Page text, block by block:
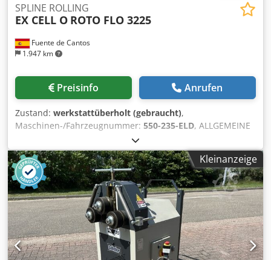
Fuente de Cantos
1.947 km
SPLINE ROLLING
EX CELL O ROTO FLO 3225
Preisinfo Anrufen
Zustand: werkstattüberholt (gebraucht),
Maschinen-/Fahrzeugnummer: 550-235-ELD, ALLGEMEINE
MERKMALE Max. Walz-Ø 41 mm Max. Modulbereich/min.
1,5 / 0.39 Dwedpfx Ajd Nw Ttjqcja Max. Walzbreite 92 mm
Max. Hub des Werkzeugschlittens 760 mm Max.
Zahnstangenlänge 610 mm Max/min. diametrale Teilung
20/40-32/64 Fertigungs-Nr. 550-235-ELD ELEKTRISCHE
DATEN Leistung des Hauptmotors 15 PS
Kleinanzeige